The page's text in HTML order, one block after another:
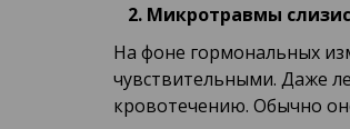
Микротравмы
На фоне гормональных
чувствительными. Даже
кровотечению. Обычно